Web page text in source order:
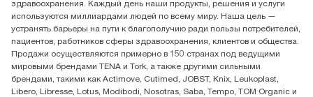
ООО «Эссити», Представительство в Казахстане Пр.
Достык, 210, 2 блок, 3 этаж,
офис №32 050051, г.
Алматы, Казахстан
здравоохранения. Каждый день наши продукты, решения и услуги
используются миллиардами людей по всему миру. Наша цель —
устранять барьеры на пути к благополучию ради пользы потребителей,
пациентов, работников сферы здравоохранения, клиентов и общества.
Продажи осуществляются примерно в 150 странах под ведущими
мировыми брендами TENA и Tork, а также другими сильными
брендами, такими как Actimove, Cutimed, JOBST, Knix, Leukoplast,
Libero, Libresse, Lotus, Modibodi, Nosotras, Saba, Tempo, TOM Organic и